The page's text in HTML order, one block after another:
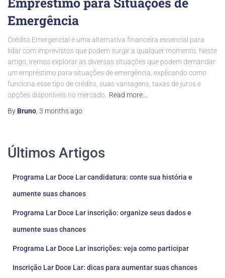
Emergência
Crédito Emergencial é uma alternativa financeira essencial para
lidar com imprevistos que podem surgir a qualquer momento. Neste
artigo, iremos explorar as diversas situações que podem demandar
um empréstimo para situações de emergência, explicando como
funciona esse tipo de crédito, suas vantagens, taxas de juros e
opções disponíveis no mercado,
Read more…
By Bruno 3 monthsago
Últimos Artigos
Programa Lar Doce Lar candidatura: conte sua história e
aumente suas chances
Programa Lar Doce Lar inscrição: organize seus dados e
aumente suas chances
Programa Lar Doce Lar inscrições: veja como participar
Inscrição Lar Doce Lar: dicas para aumentar suas chances